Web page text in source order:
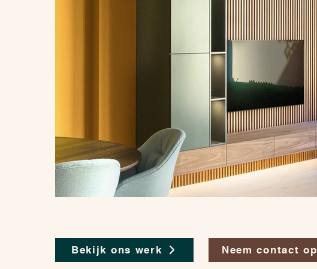
Bekijk ons werk Neem contact op